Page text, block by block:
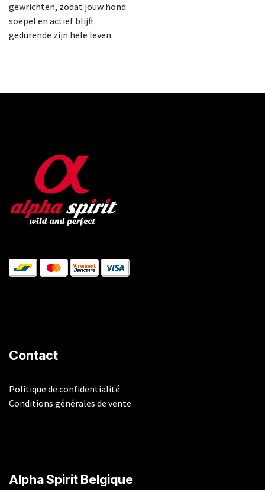
gewrichten, zodat jouw hond
soepel en actief blijft
gedurende zijn hele leven.
Contact
Politique de confidentialité
Conditions générales de vente
​Alpha Spirit Belgique